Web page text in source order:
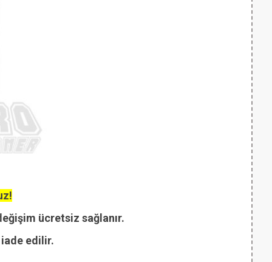
ücretsiz sağlanır.
edilir.